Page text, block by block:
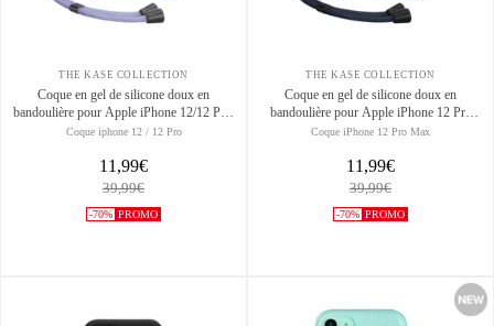
THE KASE COLLECTION
Coque en gel de silicone doux en
bandoulière pour Apple iPhone 12/12 Pro,
Violet
Coque iphone 12 / 12 Pro
11,99€
39,99€
-70% PROMO
THE KASE COLLECTION
Coque en gel de silicone doux en
bandoulière pour Apple iPhone 12 Pro
Max, Bleu Oxford
Coque iPhone 12 Pro Max
11,99€
39,99€
-70% PROMO